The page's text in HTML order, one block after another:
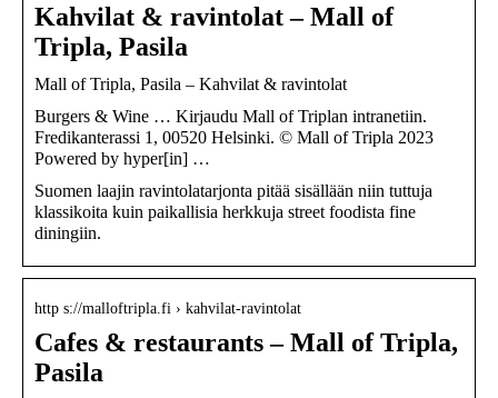
Kahvilat & ravintolat – Mall of
Tripla, Pasila
Mall of Tripla, Pasila – Kahvilat & ravintolat
Burgers & Wine … Kirjaudu Mall of Triplan intranetiin.
Fredikanterassi 1, 00520 Helsinki. © Mall of Tripla 2023
Powered by hyper[in] …
Suomen laajin ravintolatarjonta pitää sisällään niin tuttuja
klassikoita kuin paikallisia herkkuja street foodista fine
diningiin.
http s://malloftripla.fi › kahvilat-ravintolat
Cafes & restaurants – Mall of Tripla,
Pasila